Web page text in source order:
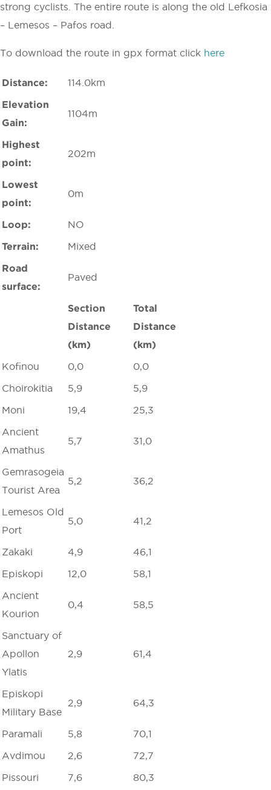
strong cyclists. The entire route is along the old Lefkosia
– Lemesos – Pafos road.
To download the route in gpx format click here
Distance:
114.0km
Elevation
Gain:
1104m
Highest
point:
202m
Lowest
point:
0m
Loop:
NO
Terrain:
Mixed
Road
surface:
Paved
Section
Distance
(km)
Total
Distance
(km)
Kofinou
0,0
0,0
Choirokitia
5,9
5,9
Moni
19,4
25,3
Ancient
Amathus
5,7 31,0
Gemrasogeia
Tourist Area
5,2 36,2
Lemesos Old
Port
5,0 41,2
Zakaki 4,9
46,1
Episkopi
12,0
58,1
Ancient
Kourion
0,4 58,5
Sanctuary of
Apollon
Ylatis
2,9 61,4
Episkopi
Military Base
2,9 64,3
Paramali 5,8
70,1
Avdimou
2,6
72,7
Pissouri
7,6 80,3